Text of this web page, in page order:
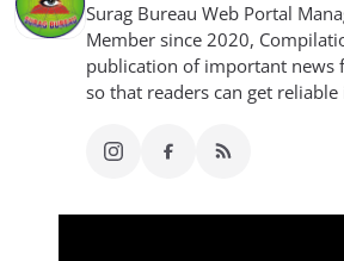
Surag Bureau Web Portal
Member since 2020,
publication of important news
so that readers can get